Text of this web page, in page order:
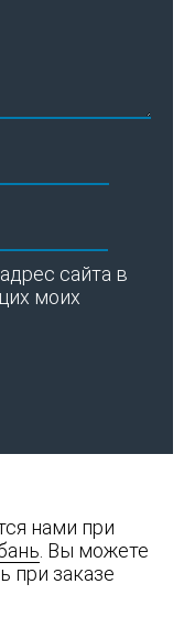
сайта в
моих
нами при
. Вы можете
при заказе